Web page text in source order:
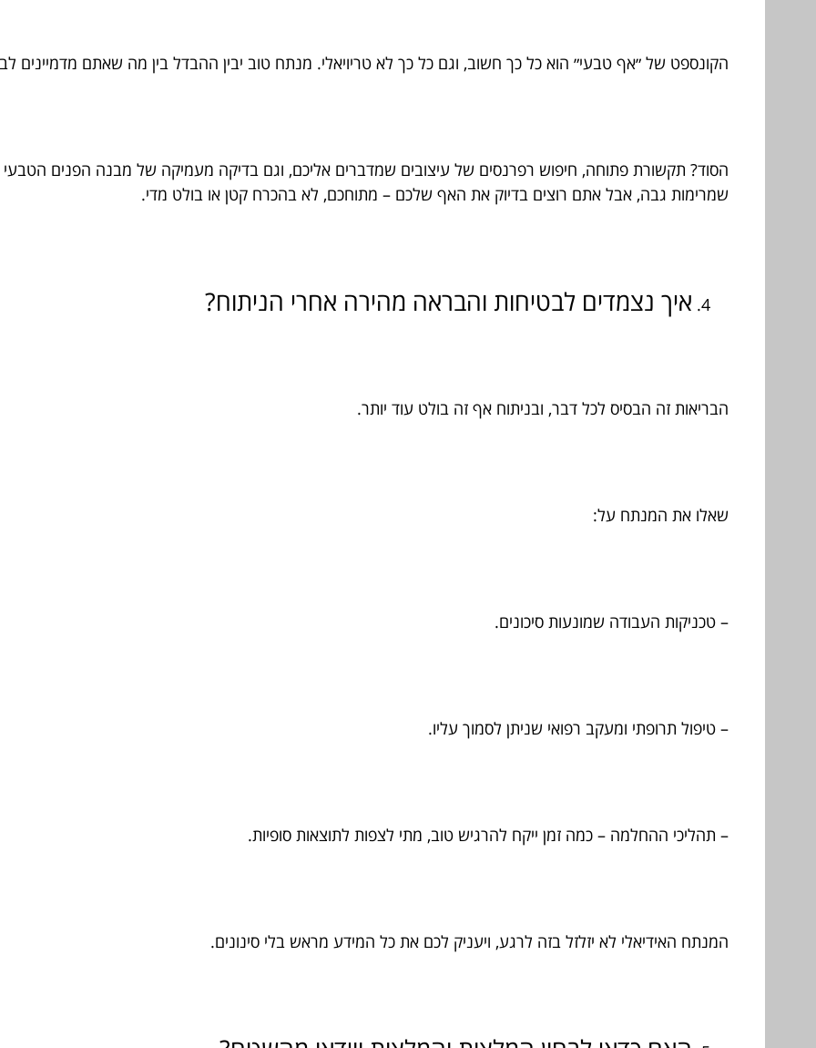
הקונספט של ״אף טבעי״ הוא כל כך חשוב, וגם כל כך לא טריויאלי. מנתח טוב יבין ההבדל בין מה שאתם מדמיינים
הסוד? תקשורת פתוחה, חיפוש רפרנסים של עיצובים שמדברים אליכם, וגם בדיקה מעמיקה של מבנה הפנים
שמרימות גבה, אבל אתם רוצים בדיוק את האף שלכם – מתוחכם, לא בהכרח קטן או בולט מדי.
איך נצמדים לבטיחות והבראה מהירה אחרי הניתוח?
הבריאות זה הבסיס לכל דבר, ובניתוח אף זה בולט עוד יותר.
שאלו את המנתח על:
– טכניקות העבודה שמונעות סיכונים.
– טיפול תרופתי ומעקב רפואי שניתן לסמוך עליו.
– תהליכי ההחלמה – כמה זמן ייקח להרגיש טוב, מתי לצפות לתוצאות סופיות.
המנתח האידיאלי לא יזלזל בזה לרגע, ויעניק לכם את כל המידע מראש בלי סינונים.